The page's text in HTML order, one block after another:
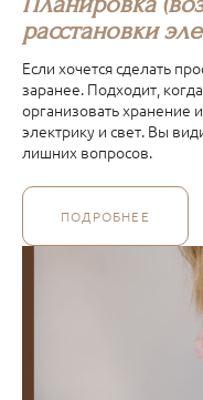
расстановки
Если хочется сделать
заранее. Подходит,
организовать хранение
электрику и свет. Вы
лишних вопросов.
ПОДРОБНЕЕ